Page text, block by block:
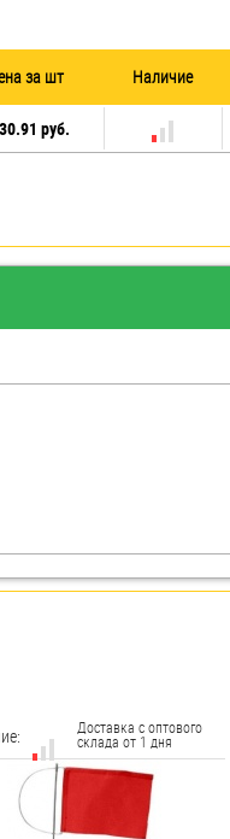
за шт Наличие
руб.
Доставка с оптового
склада от 1 дня
Доставка с оптового
склада от 1 дня
Доставка с оптового
склада от 1 дня